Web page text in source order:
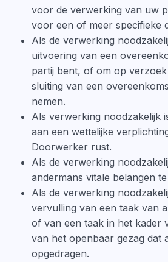
voor de verwerking van uw
voor een of meer specifieke
Als de verwerking
uitvoering van een
partij bent, of om op
sluiting van een
nemen.
Als verwerking noodzakelijk
aan een wettelijke
Doorwerker rust.
Als de verwerking
andermans vitale belangen
Als de verwerking
vervulling van een taak van
of van een taak in het kader
van het openbaar gezag dat
opgedragen.